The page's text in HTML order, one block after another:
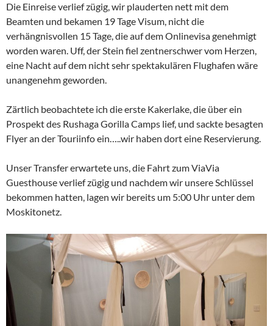
Die Einreise verlief zügig, wir plauderten nett mit dem
Beamten und bekamen 19 Tage Visum, nicht die
verhängnisvollen 15 Tage, die auf dem Onlinevisa genehmigt
worden waren. Uff, der Stein fiel zentnerschwer vom Herzen,
eine Nacht auf dem nicht sehr spektakulären Flughafen wäre
unangenehm geworden.
Zärtlich beobachtete ich die erste Kakerlake, die über ein
Prospekt des Rushaga Gorilla Camps lief, und sackte besagten
Flyer an der Touriinfo ein…..wir haben dort eine Reservierung.
Unser Transfer erwartete uns, die Fahrt zum ViaVia
Guesthouse verlief zügig und nachdem wir unsere Schlüssel
bekommen hatten, lagen wir bereits um 5:00 Uhr unter dem
Moskitonetz.